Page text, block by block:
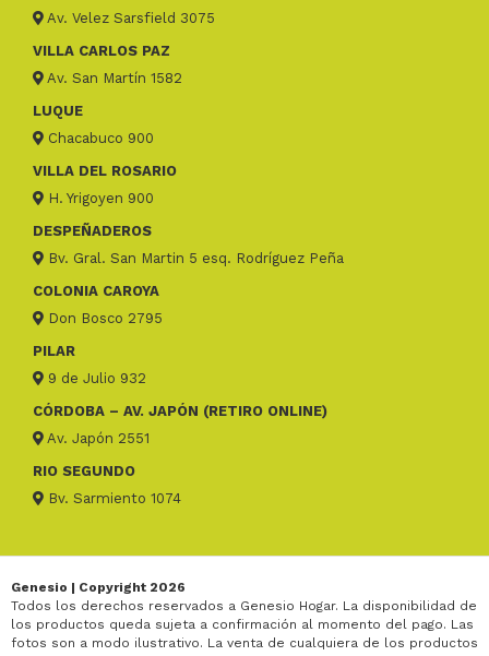
Av. Velez Sarsfield 3075
VILLA CARLOS PAZ
Av. San Martín 1582
LUQUE
Chacabuco 900
VILLA DEL ROSARIO
H. Yrigoyen 900
DESPEÑADEROS
Bv. Gral. San Martin 5 esq. Rodríguez Peña
COLONIA CAROYA
Don Bosco 2795
PILAR
9 de Julio 932
CÓRDOBA – AV. JAPÓN (RETIRO ONLINE)
Av. Japón 2551
RIO SEGUNDO
Bv. Sarmiento 1074
Genesio | Copyright 2026
Todos los derechos reservados a Genesio Hogar. La disponibilidad de
los productos queda sujeta a confirmación al momento del pago. Las
fotos son a modo ilustrativo. La venta de cualquiera de los productos